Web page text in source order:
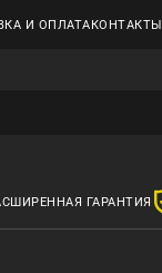
И ОПЛАТАКОНТАКТЫ
ГАРАНТИЯ